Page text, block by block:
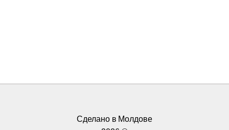
Сделано в Молдове